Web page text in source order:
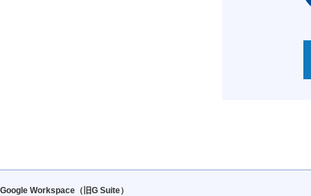
Google Workspace（旧G Suite）